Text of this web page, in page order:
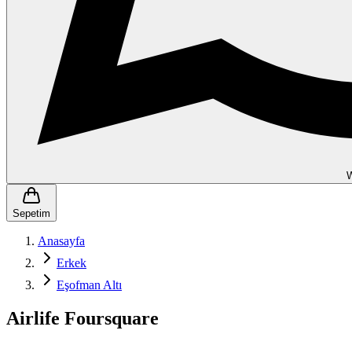
Sepetim
Anasayfa
Erkek
Eşofman Altı
Airlife Foursquare